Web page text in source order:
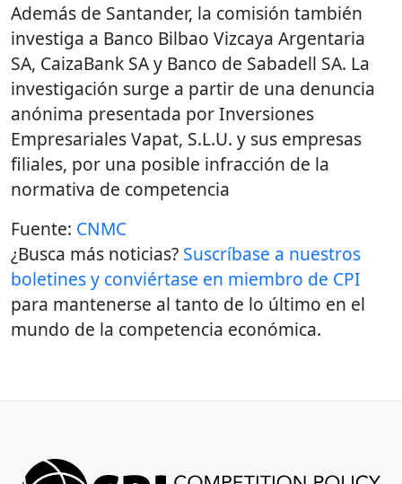
Además de Santander, la comisión también
investiga a Banco Bilbao Vizcaya Argentaria
SA, CaizaBank SA y Banco de Sabadell SA. La
investigación surge a partir de una denuncia
anónima presentada por Inversiones
Empresariales Vapat, S.L.U. y sus empresas
filiales, por una posible infracción de la
normativa de competencia
Fuente: CNMC
¿Busca más noticias? Suscríbase a nuestros
boletines y conviértase en miembro de CPI
para mantenerse al tanto de lo último en el
mundo de la competencia económica.